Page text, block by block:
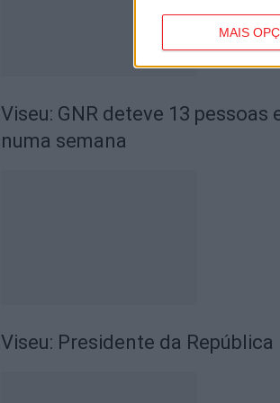
MAIS
Viseu: GNR deteve 13
numa semana
Viseu: Presidente da